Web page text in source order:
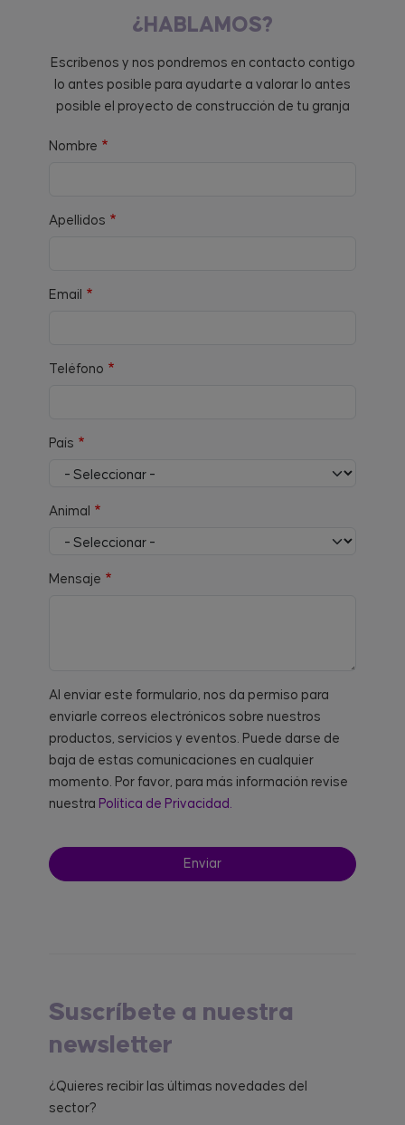
¿HABLAMOS?
Escríbenos y nos pondremos en contacto contigo
lo antes posible para ayudarte a valorar lo antes
posible el proyecto de construcción de tu granja
Nombre
Apellidos
Email
Teléfono
País
Animal
Mensaje
Al enviar este formulario, nos da permiso para
enviarle correos electrónicos sobre nuestros
productos, servicios y eventos. Puede darse de
baja de estas comunicaciones en cualquier
momento. Por favor, para más información revise
nuestra Política de Privacidad.
Suscríbete a nuestra
newsletter
¿Quieres recibir las últimas novedades del
sector?